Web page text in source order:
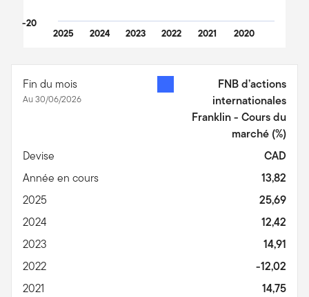
2025 2024 2023 2022 2021 2020
-20
Fin du mois
Au 30/06/2026
FNB d’actions
internationales
Franklin - Cours du
marché (%)
Devise
CAD
Année en cours
13,82
2025
25,69
2024
12,42
2023
14,91
2022
-12,02
2021
14,75